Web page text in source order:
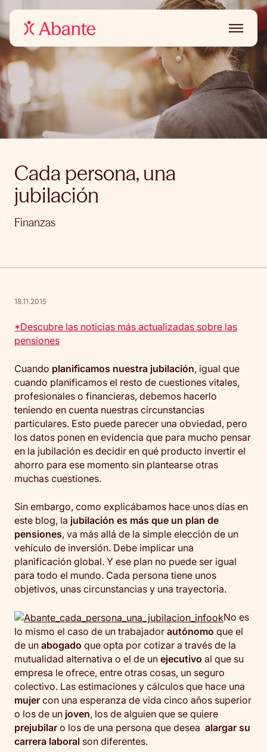
Cada persona, una
jubilación
Finanzas
18.11.2015
*Descubre las noticias más actualizadas sobre las
pensiones
Cuando planificamos nuestra jubilación, igual que
cuando planificamos el resto de cuestiones vitales,
profesionales o financieras, debemos hacerlo
teniendo en cuenta nuestras circunstancias
particulares. Esto puede parecer una obviedad, pero
los datos ponen en evidencia que para mucho pensar
en la jubilación es decidir en qué producto invertir el
ahorro para ese momento sin plantearse otras
muchas cuestiones.
Sin embargo, como explicábamos hace unos días en
este blog, la jubilación es más que un plan de
pensiones, va más allá de la simple elección de un
vehículo de inversión. Debe implicar una
planificación global. Y ese plan no puede ser igual
para todo el mundo. Cada persona tiene unos
objetivos, unas circunstancias y una trayectoria.
No es
lo mismo el caso de un trabajador autónomo que el
de un abogado que opta por cotizar a través de la
mutualidad alternativa o el de un ejecutivo al que su
empresa le ofrece, entre otras cosas, un seguro
colectivo. Las estimaciones y cálculos que hace una
mujer con una esperanza de vida cinco años superior
o los de un joven, los de alguien que se quiere
prejubilar o los de una persona que desea alargar su
carrera laboral son diferentes.